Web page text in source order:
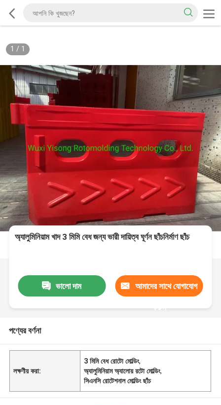
1 / 1
অ্যালুমিনিয়াম খাদ 3 মিমি বেধ জন্য ভারী দায়িত্ব ঘূর্ণন ছাঁচনির্মাণ ছাঁচ
ভালো দাম আমাদের সাথে যোগাযোগ
করুন
পণ্যের বর্ণনা
লক্ষণীয় করা:
3 মিমি বেধ রোটো মোল্ডিং,
অ্যালুমিনিয়াম অ্যালোয় রটো মোল্ডিং,
সিএনসি রোটেশনাল মোল্ডিং ছাঁচ